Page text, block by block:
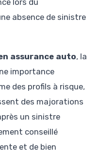
absence de sinistre
assurance auto, la
importance
des profils à risque,
des majorations
un sinistre
conseillé
et de bien